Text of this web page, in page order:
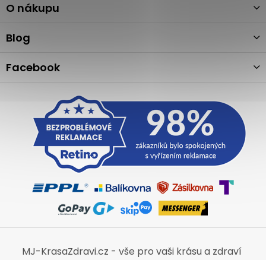
aO nákupu
Blog
Facebook
MJ-KrasaZdravi.cz - vše pro vaši krásu a zdraví